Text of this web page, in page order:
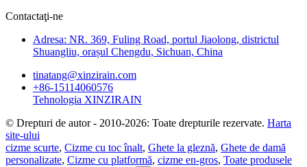
Contactaţi-ne
Adresa: NR. 369, Fuling Road, portul Jiaolong, districtul
Shuangliu, orașul Chengdu, Sichuan, China
tinatang@xinzirain.com
+86-15114060576
Tehnologia XINZIRAIN
© Drepturi de autor - 2010-2026: Toate drepturile rezervate. Harta
site-ului
cizme scurte, Cizme cu toc înalt, Ghete la gleznă, Ghete de damă
personalizate, Cizme cu platformă, cizme en-gros, Toate produsele